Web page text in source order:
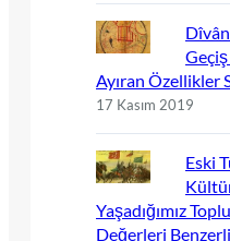
Ayıran Özellikler
17 Kasım 2019
Eski
Yaşadığımız
Değerleri